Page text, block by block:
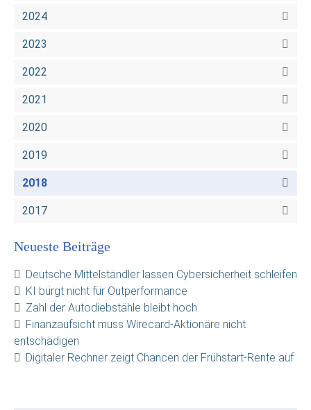
2024
2023
2022
2021
2020
2019
2018
2017
Neueste Beiträge
Deutsche Mittelständler lassen Cybersicherheit schleifen
KI bürgt nicht für Outperformance
Zahl der Autodiebstähle bleibt hoch
Finanzaufsicht muss Wirecard-Aktionäre nicht
entschädigen
Digitaler Rechner zeigt Chancen der Frühstart-Rente auf